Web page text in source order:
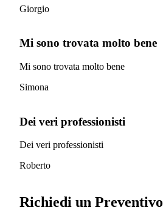
Giorgio
Mi sono trovata molto bene
Mi sono trovata molto bene
Simona
Dei veri professionisti
Dei veri professionisti
Roberto
Richiedi un Preventivo